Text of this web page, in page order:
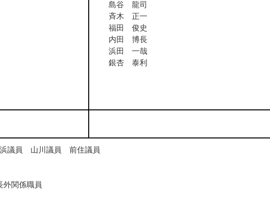
島谷 龍司
斉木 正一
福田 俊史
内田 博長
浜田 一哉
銀杏 泰利
議員 山川議員 前住議員
関係職員